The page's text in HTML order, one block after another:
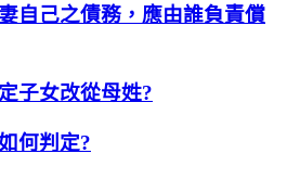
自己之債務，應由誰負責償
子女改從母姓?
何判定?